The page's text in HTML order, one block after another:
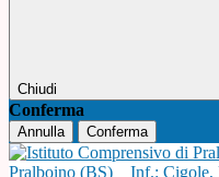
Chiudi
Conferma
Annulla Conferma
Pralboino (BS)
Inf.: Cigole,